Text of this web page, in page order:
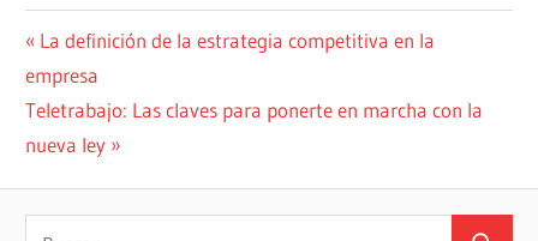
Navegación
de
entradas
Entrada
anterior:
La definición de la estrategia competitiva en la
empresa
Siguiente
entrada:
Teletrabajo: Las claves para ponerte en marcha con la
nueva ley